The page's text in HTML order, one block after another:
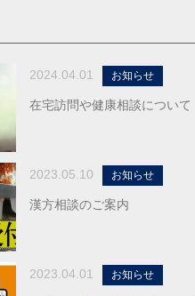
2024.04.01 お知らせ
在宅訪問や健康相談について
2023.05.10 お知らせ
漢方相談のご案内
2023.04.01 お知らせ